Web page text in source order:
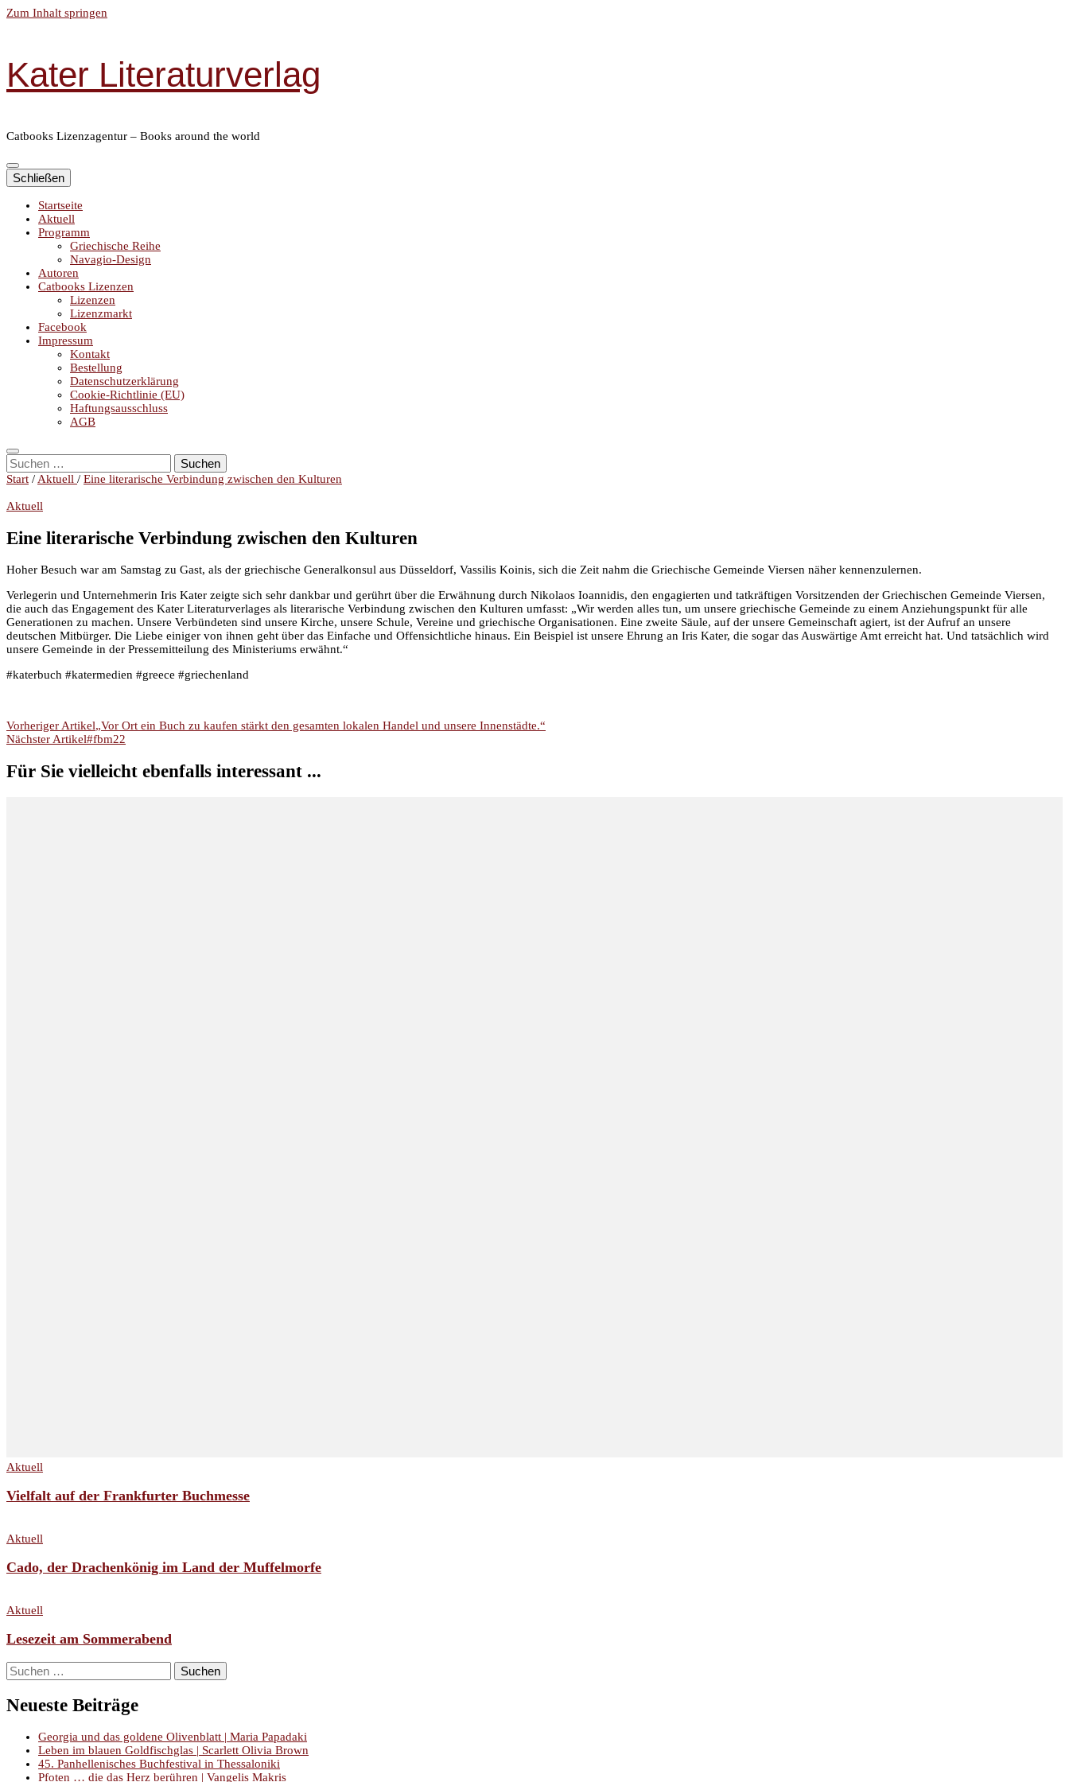
Zum Inhalt springen
Kater Literaturverlag
Catbooks Lizenzagentur – Books around the world
Schließen
Startseite
Aktuell
Programm
Griechische Reihe
Navagio-Design
Autoren
Catbooks Lizenzen
Lizenzen
Lizenzmarkt
Facebook
Impressum
Kontakt
Bestellung
Datenschutzerklärung
Cookie-Richtlinie (EU)
Haftungsausschluss
AGB
Suchen
nach:
Start / Aktuell / Eine literarische Verbindung zwischen den Kulturen
Aktuell
Eine literarische Verbindung zwischen den Kulturen
Hoher Besuch war am Samstag zu Gast, als der griechische Generalkonsul aus Düsseldorf, Vassilis Koinis, sich die Zeit nahm die Griechische Gemeinde Viersen näher kennenzulernen.
Verlegerin und Unternehmerin Iris Kater zeigte sich sehr dankbar und gerührt über die Erwähnung durch Nikolaos Ioannidis, den engagierten und tatkräftigen Vorsitzenden der Griechischen Gemeinde Viersen,
die auch das Engagement des Kater Literaturverlages als literarische Verbindung zwischen den Kulturen umfasst: „Wir werden alles tun, um unsere griechische Gemeinde zu einem Anziehungspunkt für alle
Generationen zu machen. Unsere Verbündeten sind unsere Kirche, unsere Schule, Vereine und griechische Organisationen. Eine zweite Säule, auf der unsere Gemeinschaft agiert, ist der Aufruf an unsere
deutschen Mitbürger. Die Liebe einiger von ihnen geht über das Einfache und Offensichtliche hinaus. Ein Beispiel ist unsere Ehrung an Iris Κater, die sogar das Auswärtige Amt erreicht hat. Und tatsächlich wird
unsere Gemeinde in der Pressemitteilung des Ministeriums erwähnt.“
#katerbuch #katermedien #greece #griechenland
Beitragsnavigation
Vorheriger Artikel„Vor Ort ein Buch zu kaufen stärkt den gesamten lokalen Handel und unsere Innenstädte.“
Nächster Artikel#fbm22
Für Sie vielleicht ebenfalls interessant ...
Aktuell
Vielfalt auf der Frankfurter Buchmesse
Aktuell
Cado, der Drachenkönig im Land der Muffelmorfe
Aktuell
Lesezeit am Sommerabend
Suchen
nach:
Neueste Beiträge
Georgia und das goldene Olivenblatt | Maria Papadaki
Leben im blauen Goldfischglas | Scarlett Olivia Brown
45. Panhellenisches Buchfestival in Thessaloniki
Pfoten … die das Herz berühren | Vangelis Makris